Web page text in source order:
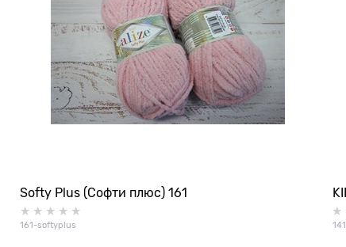
Softy Plus (Софти плюс) 161
161-softyplus